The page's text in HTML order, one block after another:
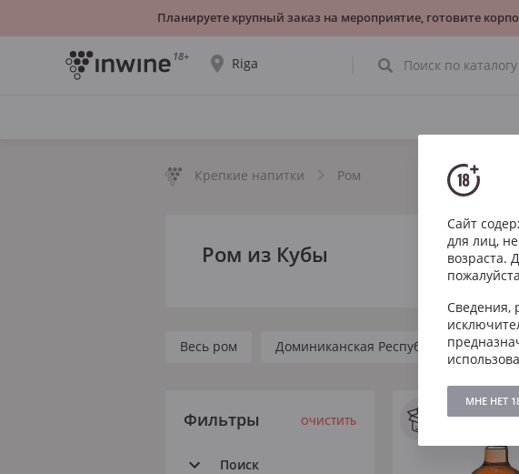
18+ Riga
ДА, ВСЁ ВЕРНО ВЫБРАТЬ ДРУГОЙ
Крепкие напитки Ром
Ром из Кубы
Весь ром Доминиканская Республика
Фильтры ОЧИСТИТЬ
Поиск
Сайт
для лиц,
возраста.
Сведения,
МНЕ НЕТ
Планируете крупный заказ на мероприятие, готовите